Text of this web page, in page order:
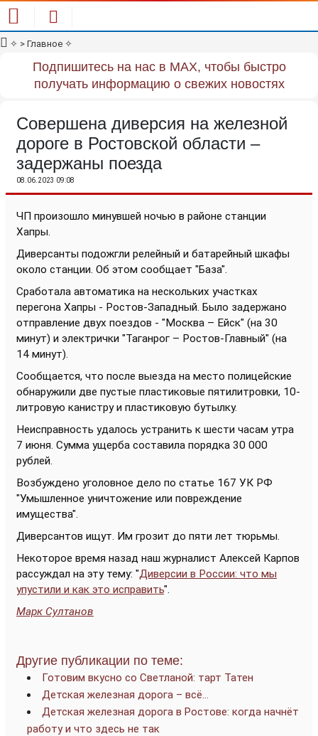
✧ > Главное ✧
Подпишитесь на нас в MAX, чтобы быстро
получать информацию о свежих новостях
Совершена диверсия на железной
дороге в Ростовской области –
задержаны поезда
08.06.2023 09:08
ЧП произошло минувшей ночью в районе станции
Хапры.
Диверсанты подожгли релейный и батарейный шкафы
около станции. Об этом сообщает "База".
Сработала автоматика на нескольких участках
перегона Хапры - Ростов-Западный. Было задержано
отправление двух поездов - "Москва – Ейск" (на 30
минут) и электрички "Таганрог – Ростов-Главный" (на
14 минут).
Сообщается, что после выезда на место полицейские
обнаружили две пустые пластиковые пятилитровки, 10-
литровую канистру и пластиковую бутылку.
Неисправность удалось устранить к шести часам утра
7 июня. Сумма ущерба составила порядка 30 000
рублей.
Возбуждено уголовное дело по статье 167 УК РФ
"Умышленное уничтожение или повреждение
имущества".
Диверсантов ищут. Им грозит до пяти лет тюрьмы.
Некоторое время назад наш журналист Алексей Карпов
рассуждал на эту тему: "Диверсии в России: что мы
упустили и как это исправить".
Марк Султанов
Другие публикации по теме:
Готовим вкусно со Светланой: тарт Татен
Детская железная дорога – всё…
Детская железная дорога в Ростове: когда начнёт
работу и что здесь не так